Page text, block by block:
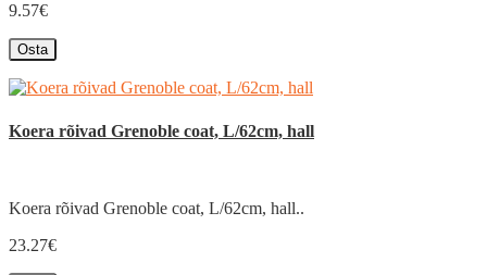
9.57€
Osta
Koera rõivad Grenoble coat, L/62cm, hall
Koera rõivad Grenoble coat, L/62cm, hall..
23.27€